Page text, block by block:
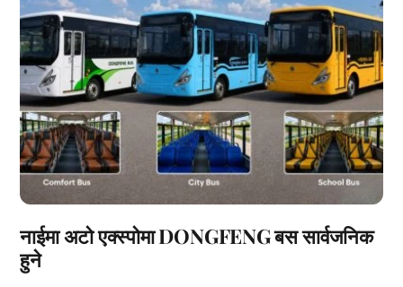
नाईमा अटो एक्स्पोमा DONGFENG बस सार्वजनिक
हुने